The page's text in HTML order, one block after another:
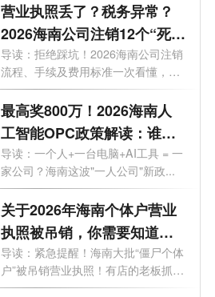
营业执照丢了？税务异常？
2026海南公司注销12个“死
结”一次性解开，海南老板速
藏！
导读：拒绝踩坑！2026海南公司注销
流程、手续及费用标准一次看懂，少
走弯...
最高奖800万！2026海南人
工智能OPC政策解读：谁可
以拿、能拿多少、怎么落
地？一文了解！
导读：一个人+一台电脑+AI工具 = 一
家公司？海南这波"一人公司"新政...
关于2026年海南个体户营业
执照被吊销，你需要知道的
10大问题
导读：紧急提醒！海南大批“僵尸个体
户”被吊销营业执照！有店的老板抓
紧...